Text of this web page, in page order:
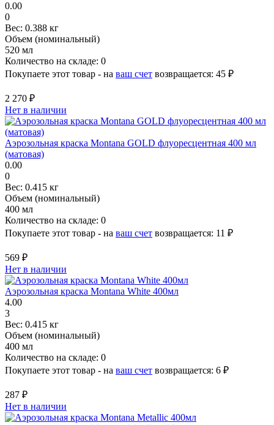
0.00
0
Вес: 0.388 кг
Объем (номинальный)
520 мл
Количество на складе: 0
Покупаете этот товар - на ваш счет возвращается: 45 ₽
2 270 ₽
Нет в наличии
Аэрозольная краска Montana GOLD флуоресцентная 400 мл
(матовая)
0.00
0
Вес: 0.415 кг
Объем (номинальный)
400 мл
Количество на складе: 0
Покупаете этот товар - на ваш счет возвращается: 11 ₽
569 ₽
Нет в наличии
Аэрозольная краска Montana White 400мл
4.00
3
Вес: 0.415 кг
Объем (номинальный)
400 мл
Количество на складе: 0
Покупаете этот товар - на ваш счет возвращается: 6 ₽
287 ₽
Нет в наличии